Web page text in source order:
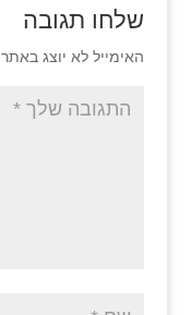
שלחו תגובה
האימייל לא יוצג באתר.